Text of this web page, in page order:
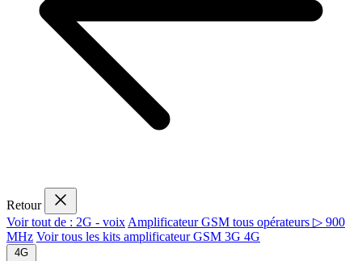
Retour
Voir tout de : 2G - voix Amplificateur GSM tous opérateurs ▷ 900
MHz Voir tous les kits amplificateur GSM 3G 4G
4G